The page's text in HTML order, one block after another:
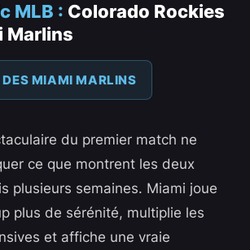
MLB : Colorado Rockies
Marlins
MIAMI MARLINS
du premier match ne
ce que montrent les deux
plusieurs semaines. Miami joue
plus de sérénité, multiplie les
et affiche une vraie